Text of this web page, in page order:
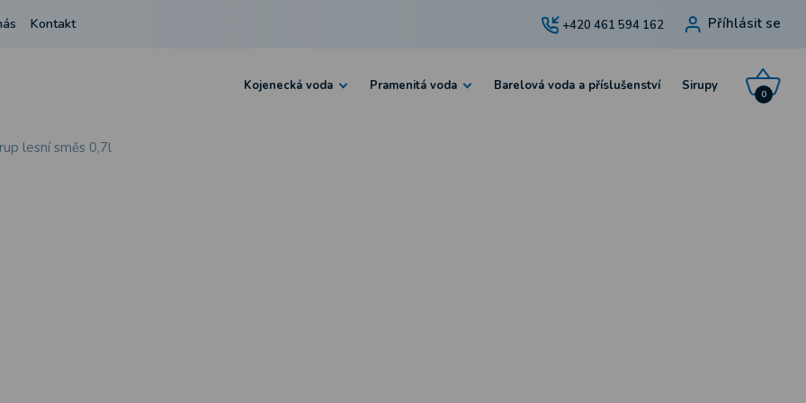
Kontakt +420 461 594 162 Příhlásit se
Kojenecká voda Pramenitá voda Barelová voda a příslušenství Sirupy
0
lesní směs 0,7l